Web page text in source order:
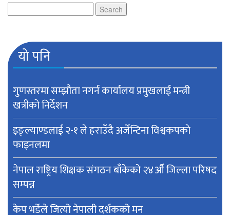
for:
यो पनि
गुणस्तरमा सम्झौता नगर्न कार्यालय प्रमुखलाई मन्त्री
खत्रीको निर्देशन
इङ्ल्याण्डलाई २-१ ले हराउँदै अर्जेन्टिना विश्वकपकाे
फाइनलमा
नेपाल राष्ट्रिय शिक्षक संगठन बाँकेको २४औँ जिल्ला परिषद
सम्पन्न
केप भर्डेले जित्यो नेपाली दर्शकको मन